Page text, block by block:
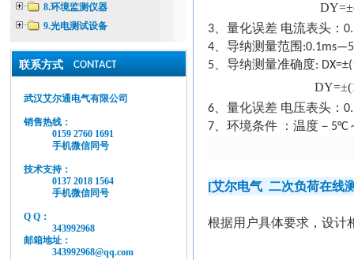
8.环境监测仪器
9.光电测试设备
联系方式
武汉艾尔通电气有限公司
销售热线：
0159 2760 1691
手机微信同号
技术支持：
0137 2018 1564
手机微信同号
Q Q：
343992968
邮箱地址：
343992968@qq.com
DY=±
3、量化误差 电流表头：
4、导纳测量范围
5、导纳测量准确度: DX=±
DY=±
6、量化误差 电压表头：
7、环境条件 ：温度－ 5°C
[艾尔电气二次负荷在线
根据用户具体要求，设计